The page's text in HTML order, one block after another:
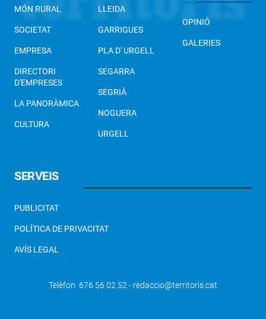
MÓN RURAL
SOCIETAT
EMPRESA
DIRECTORI
D'EMPRESES
LA PANORÀMICA
CULTURA
LLEIDA
GARRIGUES
PLA D' URGELL
SEGARRA
SEGRIÀ
NOGUERA
URGELL
OPINIÓ
GALERIES
SERVEIS
PUBLICITAT
POLÍTICA DE PRIVACITAT
AVÍS LEGAL
Telèfon 676 56 02 52 - redaccio@territoris.cat